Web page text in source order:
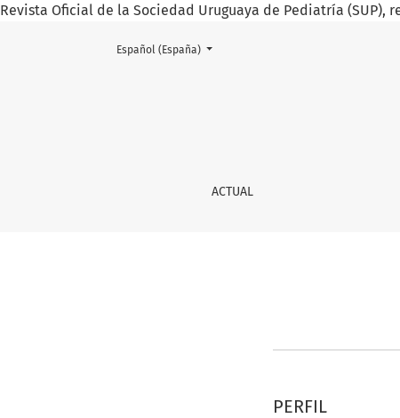
Revista Oficial de la Sociedad Uruguaya de Pediatría
Registrarse
ACTUAL
Cambiar el idioma. El actual es:
Español (España)
PERFIL